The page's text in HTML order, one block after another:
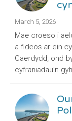
March 5, 2026
Mae croeso i
a fideos ar ein
Caerdydd, ond
cyfraniadau’n